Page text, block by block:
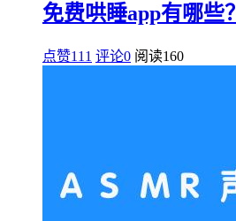
免费哄睡app有哪些？
点赞111 评论0 阅读160